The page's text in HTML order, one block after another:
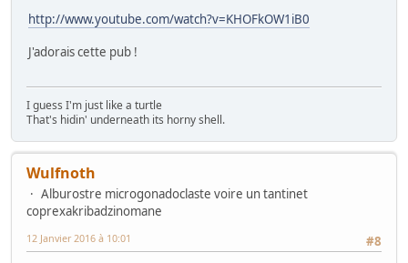
http://www.youtube.com/watch?v=KHOFkOW1iB0
J'adorais cette pub !
I guess I'm just like a turtle
That's hidin' underneath its horny shell.
Wulfnoth
Alburostre microgonadoclaste voire un tantinet
coprexakribadzinomane
#8
12 Janvier 2016 à 10:01